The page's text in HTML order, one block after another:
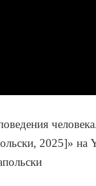
2025]» на